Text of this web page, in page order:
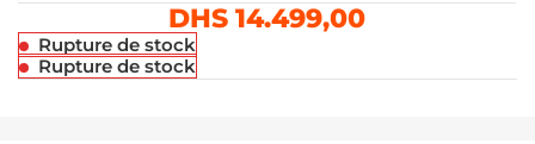
DHS 14.499,00
Rupture de stock
Rupture de stock